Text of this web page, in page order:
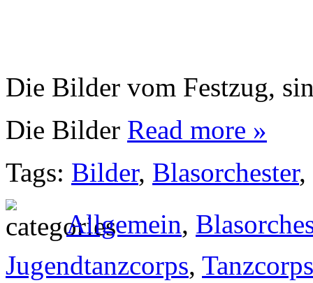
Die Bilder vom Festzug,
Die Bilder Read more »
Tags: Bilder, Blasorchester,
Allgemein,
Jugendtanzcorps, Tanzcorps